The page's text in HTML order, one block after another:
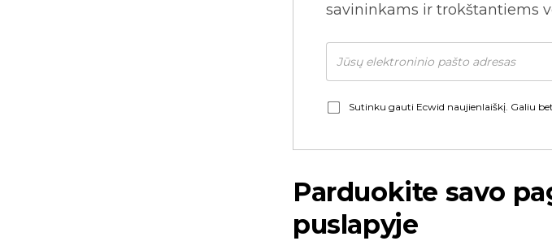
savininkams ir trokštantiems
Sutinku gauti Ecwid naujienlaiškį. Galiu
Parduokite savo
puslapyje